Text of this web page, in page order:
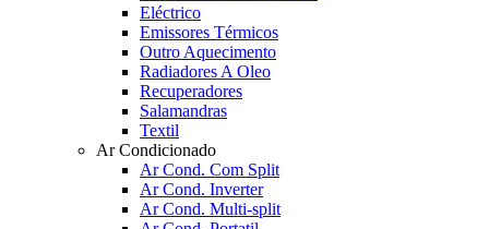
Eléctrico
Emissores Térmicos
Outro Aquecimento
Radiadores A Oleo
Recuperadores
Salamandras
Textil
Ar Condicionado
Ar Cond. Com Split
Ar Cond. Inverter
Ar Cond. Multi-split